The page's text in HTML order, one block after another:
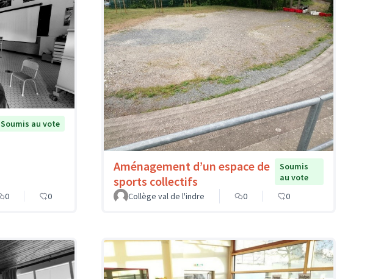
Soumis au vote
0 0
Aménagement d’un espace de
sports collectifs
Soumis
au vote
Collège val de l'indre
0 0